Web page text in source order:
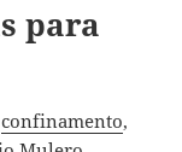
para
confinamento,